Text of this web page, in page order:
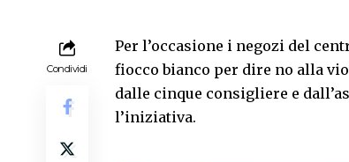
Condividi
Per l’occasione i negozi del
fiocco bianco per dire no alla
dalle cinque consigliere e
l’iniziativa.